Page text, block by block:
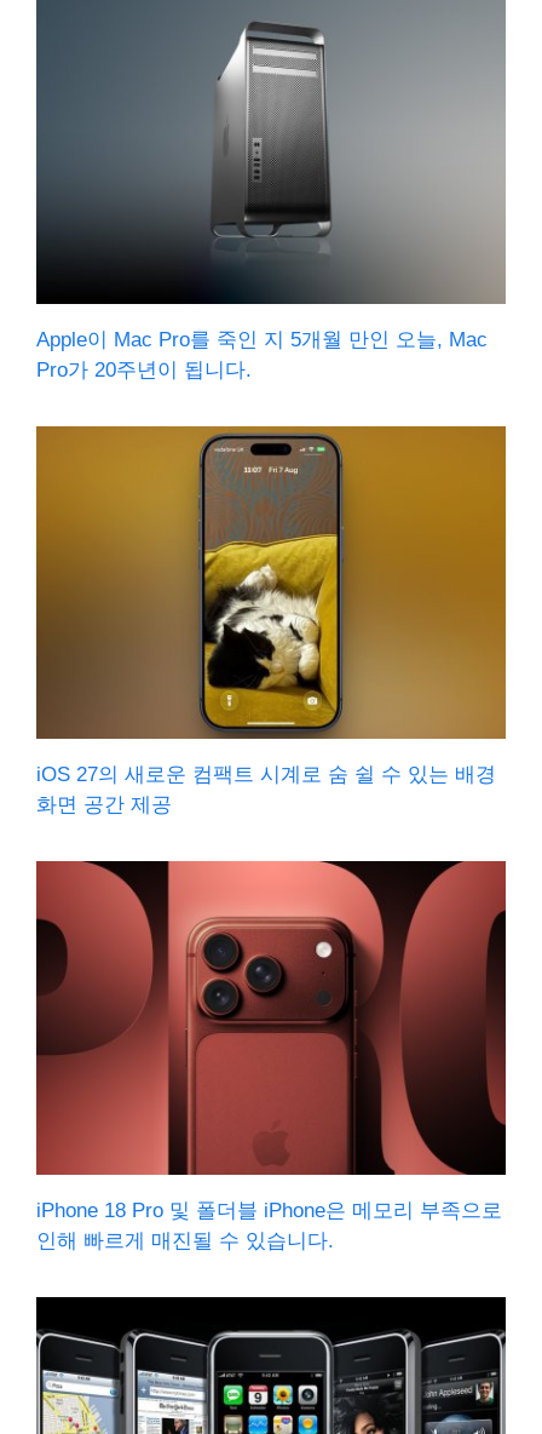
Apple이 Mac Pro를 죽인 지 5개월 만인 오늘, Mac
Pro가 20주년이 됩니다.
iOS 27의 새로운 컴팩트 시계로 숨 쉴 수 있는 배경
화면 공간 제공
iPhone 18 Pro 및 폴더블 iPhone은 메모리 부족으로
인해 빠르게 매진될 수 있습니다.